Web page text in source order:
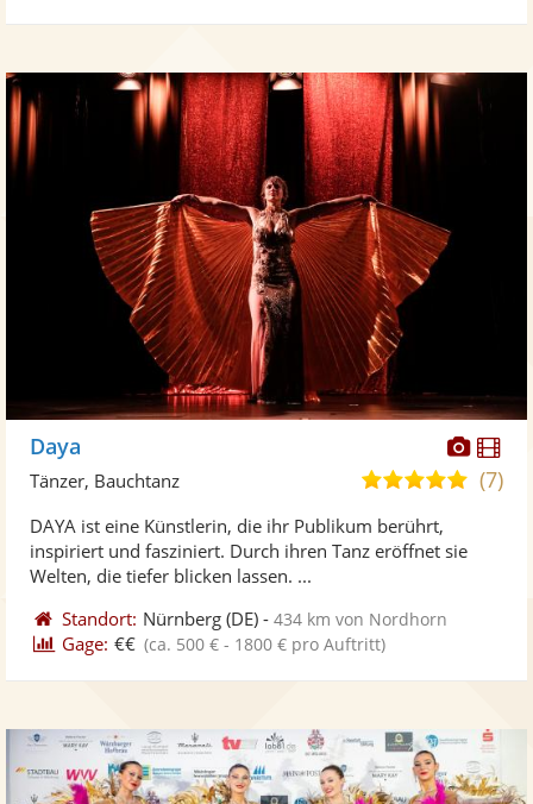
Daya
5,0(7)
Tänzer, Bauchtanz
DAYA ist eine Künstlerin, die ihr Publikum berührt,
inspiriert und fasziniert. Durch ihren Tanz eröffnet sie
Welten, die tiefer blicken lassen. ...
Standort: Nürnberg (DE) -434 km von Nordhorn
Gage: €€ (ca. 500 € - 1800 € pro Auftritt)